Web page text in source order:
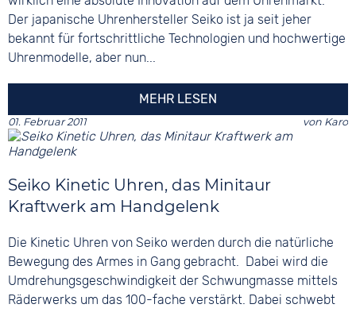
Der japanische Uhrenhersteller Seiko ist ja seit jeher
bekannt für fortschrittliche Technologien und hochwertige
Uhrenmodelle, aber nun...
MEHR LESEN
01. Februar 2011 von Karo
Seiko Kinetic Uhren, das Minitaur
Kraftwerk am Handgelenk
Die Kinetic Uhren von Seiko werden durch die natürliche
Bewegung des Armes in Gang gebracht. Dabei wird die
Umdrehungsgeschwindigkeit der Schwungmasse mittels
Räderwerks um das 100-fache verstärkt. Dabei schwebt